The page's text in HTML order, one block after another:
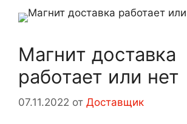
Магнит доставка
работает или нет
07.11.2022 от Доставщик